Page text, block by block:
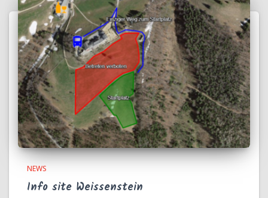
NEWS
Info site Weissenstein